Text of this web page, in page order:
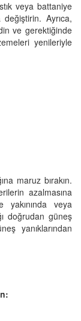
veya battaniye
değiştirin. Ayrıca,
ve gerektiğinde
yenileriyle
maruz bırakın.
azalmasına
yakınında veya
doğrudan güneş
yanıklarından